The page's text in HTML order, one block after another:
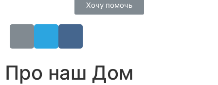
Хочу помочь
Про наш Дом